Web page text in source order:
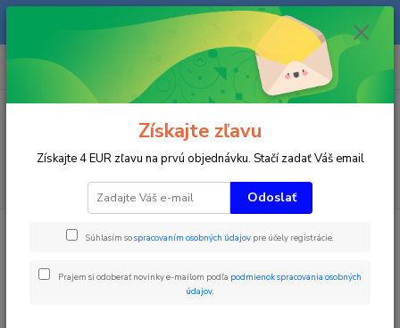
Na našom eshope sa priebežne pracuje a tovar sa priebežne dopĺňa. radi
Vás obslúžime i telefonicky na +421 911 906 066.
+421903906066
(Po-Pia, 9-16 hod.)
Zimné športy
obkročný prvok
Získajte zľavu
Získajte 4 EUR zľavu na prvú objednávku. Stačí zadať Váš email
Odoslať
Súhlasím sospracovaním osobných údajov pre účely registrácie.
Prajem si odoberať novinky e-mailom podľa podmienok spracovania osobných
údajov